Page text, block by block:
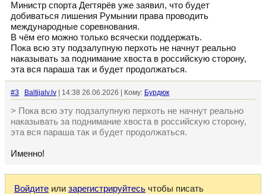
Министр спорта Дегтярёв уже заявил, что будет
добиваться лишения Румынии права проводить
международные соревнования.
В чём его можно только всячески поддержать.
Пока всю эту подзалупную перхоть не начнут реально
наказывать за поднимание хвоста в российскую сторону,
эта вся параша так и будет продолжаться.
#3 Baltijalv.lv | 14:38 26.06.2026 | Кому: Бурдюк
> Пока всю эту подзалупную перхоть не начнут реально
наказывать за поднимание хвоста в российскую сторону,
эта вся параша так и будет продолжаться.
Именно!
Войдите или зарегистрируйтесь чтобы писать